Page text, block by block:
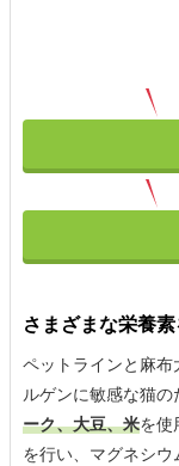
さまざまな栄養
ペットラインと麻
ルゲンに敏感な猫の
ーク、大豆、米を使
を行い、マグネシ